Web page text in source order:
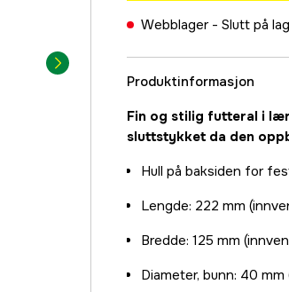
Webblager - Slutt på
Produktinformasjon
Fin og stilig futteral i
sluttstykket da den
Hull på baksiden for
Lengde: 222 mm
Bredde: 125 mm
Diameter, bunn: 40